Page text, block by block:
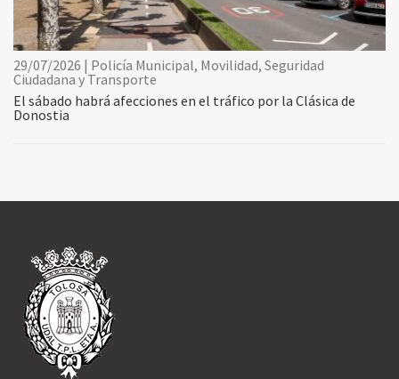
29/07/2026 | Policía Municipal, Movilidad, Seguridad
Ciudadana y Transporte
El sábado habrá afecciones en el tráfico por la Clásica de
Donostia